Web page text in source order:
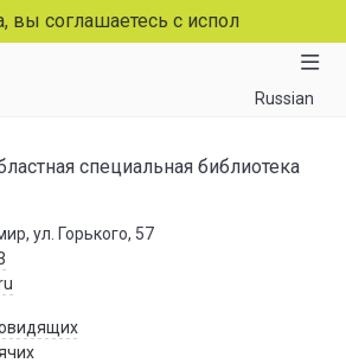
с использованием
Russian
специальная библиотека
ул. Горького, 57